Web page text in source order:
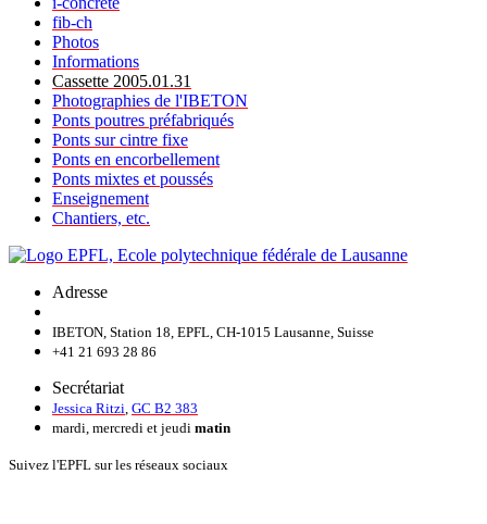
fib-ch
Photos
Informations
Cassette 2005.01.31
Photographies de l'IBETON
Ponts poutres préfabriqués
Ponts sur cintre fixe
Ponts en encorbellement
Ponts mixtes et poussés
Enseignement
Chantiers, etc.
Adresse
IBETON, Station 18, EPFL, CH-1015 Lausanne, Suisse
+41 21 693 28 86
Secrétariat
Jessica Ritzi GC B2 383
mardi, mercredi et jeudi matin
Suivez l'EPFL sur les réseaux sociaux